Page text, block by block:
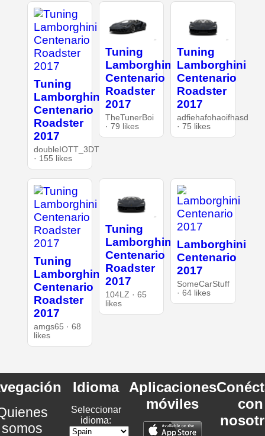
Tuning
Lamborghini
Centenario
Roadster
2017
doubleIOTT_3DT
· 155 likes
Tuning
Lamborghini
Centenario
Roadster
2017
TheTunerBoi
· 79 likes
Tuning
Lamborghini
Centenario
Roadster
2017
adfiehafohaoifhasd
· 75 likes
Tuning
Lamborghini
Centenario
Roadster
2017
amgs65 · 68
likes
Tuning
Lamborghini
Centenario
Roadster
2017
104LZ · 65
likes
Lamborghini
Centenario
2017
SomeCarStuff
· 64 likes
somos
Idioma
Seleccionar
idioma:
Aplicaciones
móviles
con